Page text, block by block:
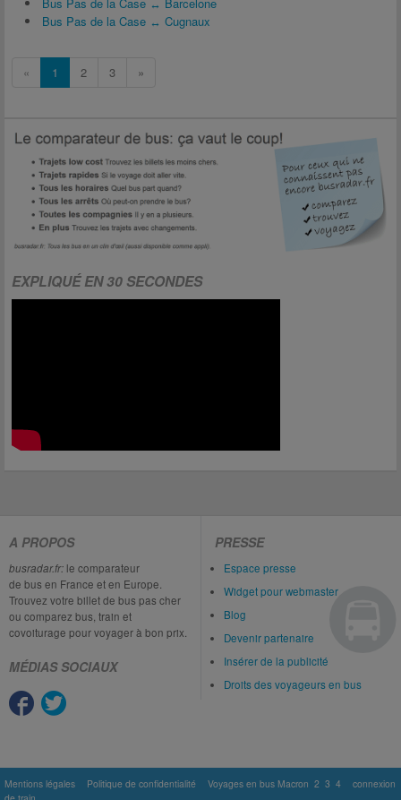
Bus Pas de la Case ↔ Cugnaux
« 1 2 3 »
EXPLIQUÉ EN 30 SECONDES
A PROPOS
busradar.fr: le comparateur
de bus en France et en Europe.
Trouvez votre billet de bus pas cher
ou comparez bus, train et
covoiturage pour voyager à bon prix.
MÉDIAS SOCIAUX
PRESSE
Espace presse
Widget pour webmaster
Blog
Devenir partenaire
Insérer de la publicité
Droits des voyageurs en bus
Mentions légales Politique de confidentialité Voyages en bus Macron 2 3 4
connexion